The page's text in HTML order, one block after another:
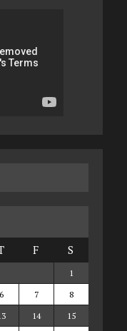
F S
1
6 7
8
14
15